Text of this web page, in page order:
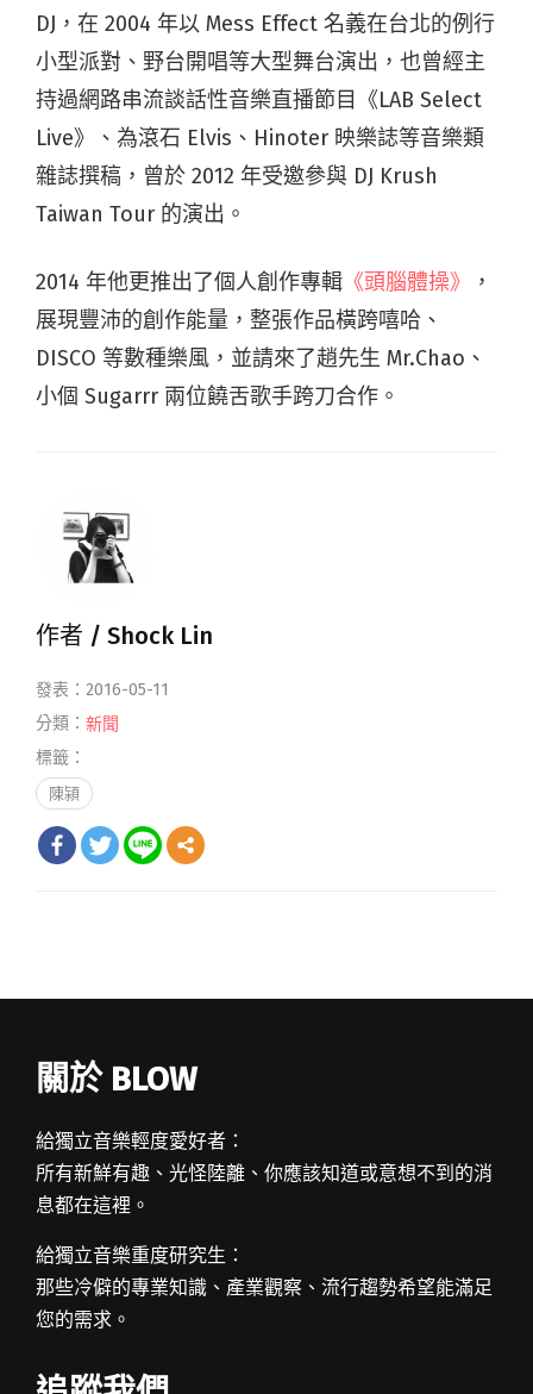
DJ，在 2004 年以 Mess Effect 名義在台北的例行
小型派對、野台開唱等大型舞台演出，也曾經主
持過網路串流談話性音樂直播節目《LAB Select
Live》、為滾石 Elvis、Hinoter 映樂誌等音樂類
雜誌撰稿，曾於 2012 年受邀參與 DJ Krush
Taiwan Tour 的演出。
2014 年他更推出了個人創作專輯 《頭腦體操》
，
展現豐沛的創作能量，整張作品橫跨嘻哈、
DISCO 等數種樂風，並請來了趙先生 Mr.Chao、
小個 Sugarrr 兩位饒舌歌手跨刀合作。
作者 / Shock Lin
發表：2016-05-11
分類： 新聞
標籤：
陳潁
關於 BLOW
給獨立音樂輕度愛好者：
所有新鮮有趣、光怪陸離、你應該知道或意想不到的消
息都在這裡。
給獨立音樂重度研究生：
那些冷僻的專業知識、產業觀察、流行趨勢希望能滿足
您的需求。